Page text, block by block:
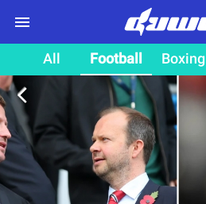
All Football
arrow_back_ios